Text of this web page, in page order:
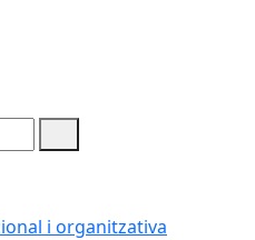
i organitzativa